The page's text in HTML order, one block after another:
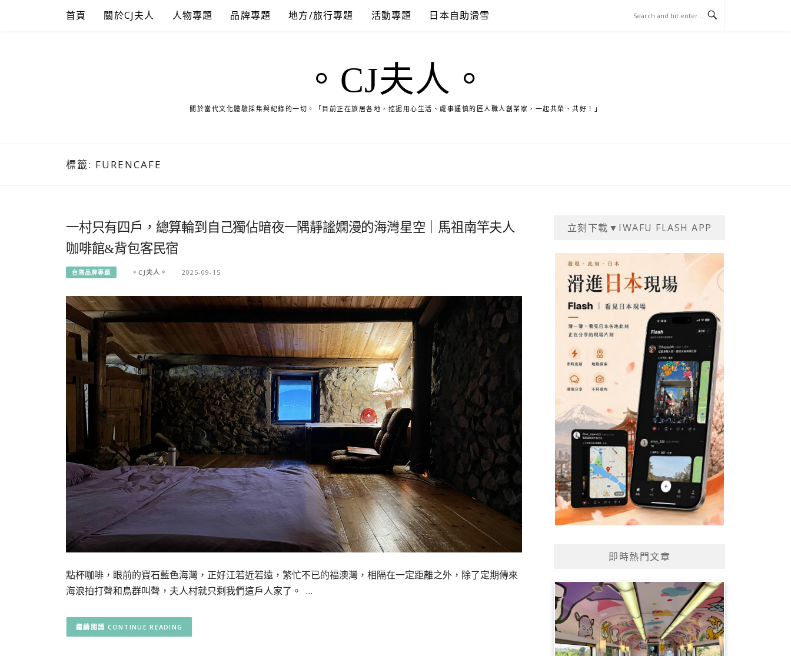
首頁 關於CJ夫人 人物專題 品牌專題 地方/旅行專題 活動專題 日本自助滑雪
。CJ夫人。
關於當代文化體驗採集與紀錄的一切。「目前正在旅居各地，挖掘用心生活、處事謹慎的匠人職人創業家，一起共榮、共好！」
標籤: FURENCAFE
一村只有四戶，總算輪到自己獨佔暗夜一隅靜謐嫻漫的海灣星空｜馬祖南竿夫人
咖啡館&背包客民宿
台灣品牌專題 。CJ夫人。 2025-09-15
點杯咖啡，眼前的寶石藍色海灣，正好江若近若遠，繁忙不已的福澳灣，相隔在一定距離之外，除了定期傳來
海浪拍打聲和鳥群叫聲，夫人村就只剩我們這戶人家了。 …
CONTINUE READING
立刻下載▼IWAFU FLASH APP
即時熱門文章